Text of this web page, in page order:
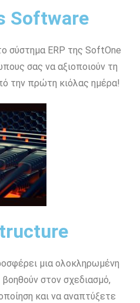
Software
σύστημα ERP της SoftOne
σας να αξιοποιούν τη
την πρώτη κιόλας ημέρα!
μια ολοκληρωμένη
στον σχεδιασμό,
και να αναπτύξετε